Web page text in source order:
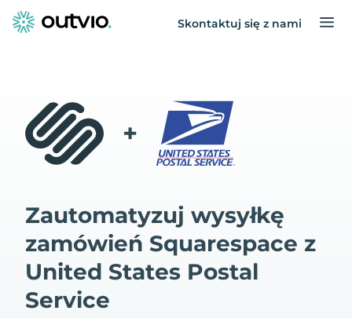
Skontaktuj się z nami
+
Zautomatyzuj wysyłkę
zamówień Squarespace z
United States Postal
Service